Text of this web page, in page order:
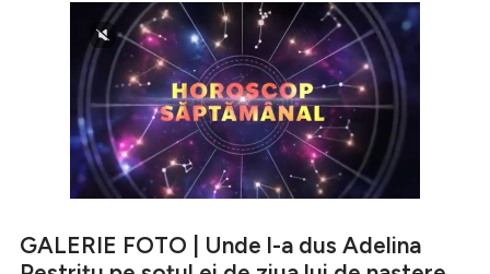
GALERIE FOTO | Unde l-a dus Adelina